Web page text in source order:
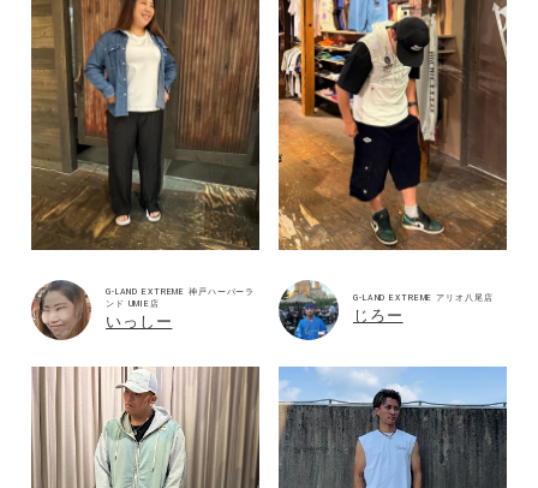
G-LAND EXTREME 神戸ハーバーラ
ンド UMIE店
いっしー
G-LAND EXTREME アリオ八尾店
じろー